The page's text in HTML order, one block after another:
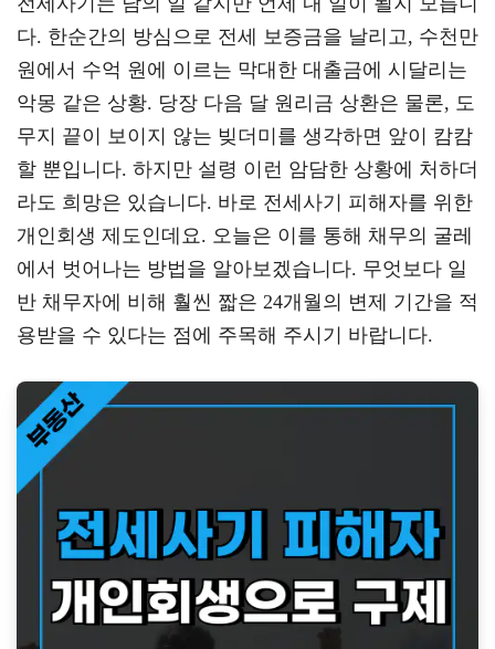
gr
a
m
tt
er
eb
oo
k
다. 한순간의 방심으로 전세 보증금을 날리고, 수천만
원에서 수억 원에 이르는 막대한 대출금에 시달리는
악몽 같은 상황. 당장 다음 달 원리금 상환은 물론, 도
무지 끝이 보이지 않는 빚더미를 생각하면 앞이 캄캄
할 뿐입니다. 하지만 설령 이런 암담한 상황에 처하더
라도 희망은 있습니다. 바로 전세사기 피해자를 위한
개인회생 제도인데요. 오늘은 이를 통해 채무의 굴레
에서 벗어나는 방법을 알아보겠습니다. 무엇보다 일
반 채무자에 비해 훨씬 짧은 24개월의 변제 기간을 적
용받을 수 있다는 점에 주목해 주시기 바랍니다.